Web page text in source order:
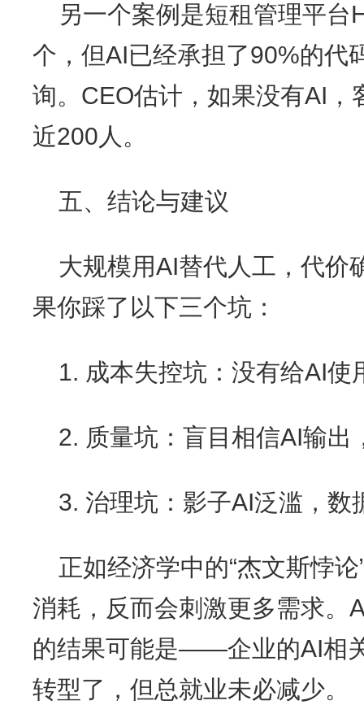
另一个案例是短租管理平
个，但AI已经承担了90%的代
询。CEO估计，如果没有AI，
近200人。
五、结论与建议
大规模用AI替代人工，代
果你踩了以下三个坑：
1. 成本失控坑：没有给AI
2. 质量坑：盲目相信AI输出
3. 治理坑：影子AI泛滥，数
正如经济学中的“杰文斯悖
消耗，反而会刺激更多需求。
的结果可能是——企业的AI相
转型了，但总就业未必减少。